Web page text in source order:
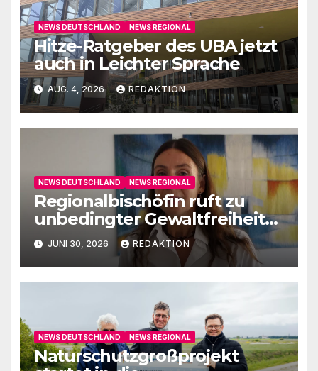
NEWS DEUTSCHLAND NEWS REGIONAL
Hitze-Ratgeber des UBA jetzt
auch in Leichter Sprache
AUG. 4, 2026 REDAKTION
NEWS DEUTSCHLAND NEWS REGIONAL
Regionalbischöfin ruft zu
unbedingter Gewaltfreiheit
aufJUNI 30, 2026 REDAKTION
NEWS DEUTSCHLAND NEWS REGIONAL
Naturschutzgroßprojekt